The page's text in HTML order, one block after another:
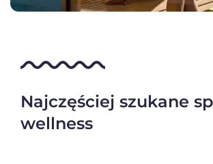
Najczęściej szukane
wellness